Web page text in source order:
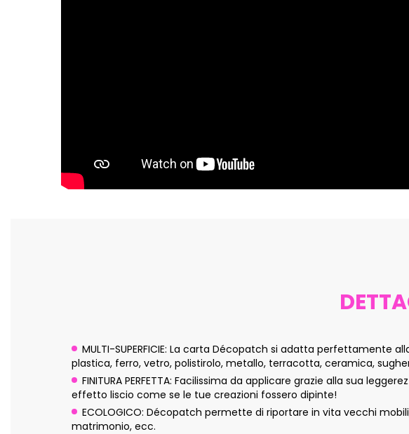
MULTI-SUPERFICIE: La carta Décopatch si adatta
plastica, ferro, vetro, polistirolo, metallo, terracotta, ceramica,
FINITURA PERFETTA: Facilissima da applicare grazie alla sua
effetto liscio come se le tue creazioni fossero dipinte!
ECOLOGICO: Décopatch permette di riportare in vita vecchi
matrimonio, ecc.